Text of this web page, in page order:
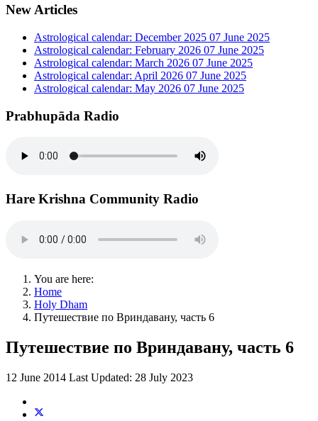
New Articles
Astrological calendar: December 2025 07 June 2025
Astrological calendar: February 2026 07 June 2025
Astrological calendar: March 2026 07 June 2025
Astrological calendar: April 2026 07 June 2025
Astrological calendar: May 2026 07 June 2025
Prabhupāda Radio
Hare Krishna Community Radio
You are here:
Home
Holy Dham
Путешествие по Вриндавану, часть 6
Путешествие по Вриндавану, часть 6
12 June 2014 Last Updated: 28 July 2023